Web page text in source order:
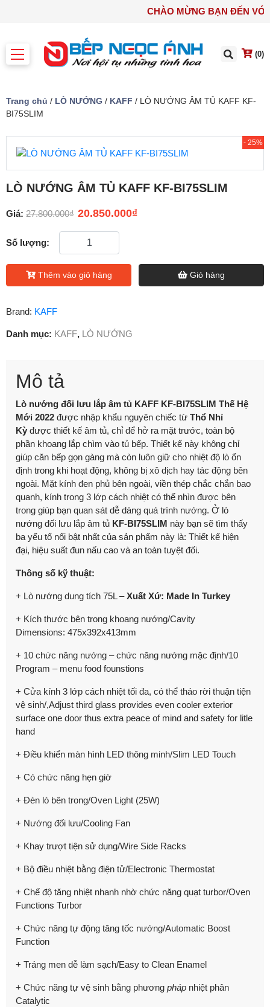
CHÀO MỪNG BẠN
(0)
Trang chủ / LÒ NƯỚNG / KAFF / LÒ NƯỚNG ÂM TỦ KAFF KF-
BI75SLIM
- 25%
LÒ NƯỚNG ÂM TỦ KAFF KF-BI75SLIM
Giá: 27.800.000₫ 20.850.000₫
Số lượng:
Thêm vào giỏ hàng Giỏ hàng
Brand: KAFF
Danh mục: KAFF, LÒ NƯỚNG
Mô tả
Lò nướng đối lưu lắp âm tủ KAFF KF-BI75SLIM Thế Hệ
Mới 2022 được nhập khẩu nguyên chiếc từ Thổ Nhỉ
Kỳ được thiết kế âm tủ, chỉ để hở ra mặt trước, toàn bộ
phần khoang lắp chìm vào tủ bếp. Thiết kế này không chỉ
giúp căn bếp gọn gàng mà còn luôn giữ cho nhiệt độ lò ổn
định trong khi hoạt động, không bị xô dịch hay tác động bên
ngoài. Mặt kính đen phủ bên ngoài, viền thép chắc chắn bao
quanh, kính trong 3 lớp cách nhiệt có thể nhìn được bên
trong giúp bạn quan sát dễ dàng quá trình nướng. Ở lò
nướng đối lưu lắp âm tủ KF-BI75SLIM này bạn sẽ tìm thấy
ba yếu tố nổi bật nhất của sản phẩm này là: Thiết kế hiện
đại, hiệu suất đun nấu cao và an toàn tuyệt đối.
Thông số kỹ thuật:
+ Lò nướng dung tích 75L –Xuất Xứ: Made In Turkey
+ Kích thước bên trong khoang nướng/Cavity
Dimensions: 475x392x413mm
+ 10 chức năng nướng – chức năng nướng mặc định/10
Program – menu food founstions
+ Cửa kính 3 lớp cách nhiệt tối đa, có thể tháo rời thuận tiện
vệ sinh/,Adjust third glass provides even cooler exterior
surface one door thus extra peace of mind and safety for litle
hand
+ Điều khiển màn hình LED thông minh/Slim LED Touch
+ Có chức năng hẹn giờ
+ Đèn lò bên trong/Oven Light (25W)
+ Nướng đối lưu/Cooling Fan
+ Khay trượt tiện sử dụng/Wire Side Racks
+ Bộ điều nhiệt bằng điện tử/Electronic Thermostat
+ Chế độ tăng nhiệt nhanh nhờ chức năng quạt turbor/Oven
Functions Turbor
+ Chức năng tự động tăng tốc nướng/Automatic Boost
Function
+ Tráng men dễ làm sạch/Easy to Clean Enamel
+ Chức năng tự vệ sinh bằng phương pháp nhiệt phân
Catalytic